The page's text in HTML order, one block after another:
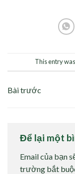
This entry
Bài trước
Để lại một
Email của bạn
trường bắt